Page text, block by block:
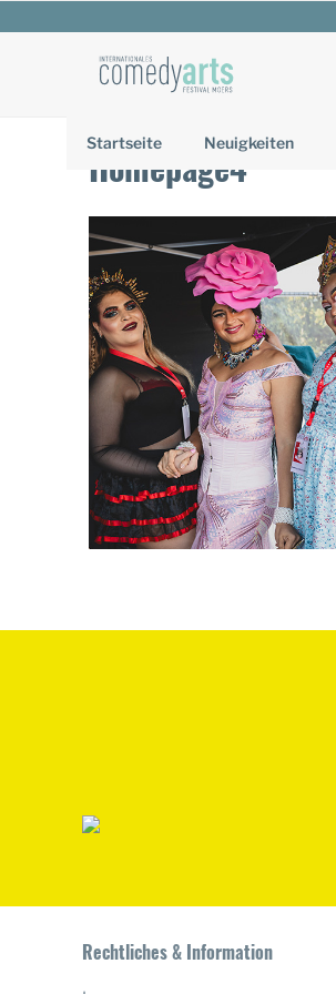
Inhalt
Startseite Neuigkeiten
Homepage4
Rechtliches & Information